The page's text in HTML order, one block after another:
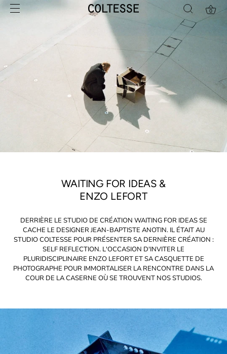
Skip
0
WAITING FOR IDEAS &
ENZO LEFORT
DERRIÈRE LE STUDIO DE CRÉATION WAITING FOR IDEAS SE
CACHE LE DESIGNER JEAN-BAPTISTE ANOTIN. IL ÉTAIT AU
STUDIO COLTESSE POUR PRÉSENTER SA DERNIÈRE CRÉATION :
SELF REFLECTION. L'OCCASION D'INVITER LE
PLURIDISCIPLINAIRE ENZO LEFORT ET SA CASQUETTE DE
PHOTOGRAPHE POUR IMMORTALISER LA RENCONTRE DANS LA
COUR DE LA CASERNE OÙ SE TROUVENT NOS STUDIOS.